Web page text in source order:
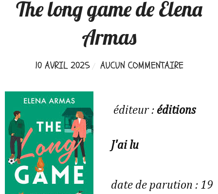
The long game de Elena
Armas
10 AVRIL 2025 AUCUN COMMENTAIRE
éditeur : éditions
J'ai lu
date de parution : 19